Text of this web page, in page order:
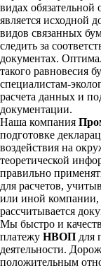
видах
является исходной
видов связанных
следить за
документах.
такого равновесия
специалистам-
расчета данных и
документации.
Наша компания
подготовке
воздействия на
теоретической
правильно
для расчетов,
или иной компании,
рассчитывается
Мы быстро и
платежу НВОП для
деятельности.
положительным